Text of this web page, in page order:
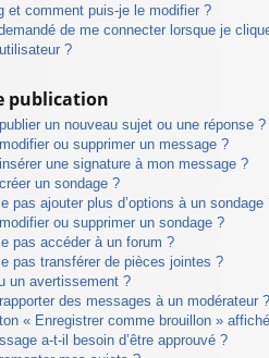
et comment puis-je le modifier ?
de me connecter lorsque je
?
publication
un nouveau sujet ou une réponse ?
ou supprimer un message ?
une signature à mon message ?
un sondage ?
pas ajouter plus d’options à un sondage
ou supprimer un sondage ?
pas accéder à un forum ?
pas transférer de pièces jointes ?
un avertissement ?
des messages à un modérateur ?
« Enregistrer comme brouillon »
a-t-il besoin d’être approuvé ?